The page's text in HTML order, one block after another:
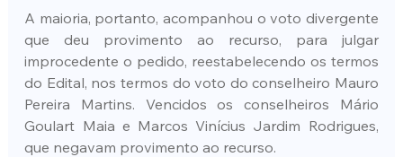
A maioria, portanto, acompanhou o voto divergente
que deu provimento ao recurso, para julgar
improcedente o pedido, reestabelecendo os termos
do Edital, nos termos do voto do conselheiro Mauro
Pereira Martins. Vencidos os conselheiros Mário
Goulart Maia e Marcos Vinícius Jardim Rodrigues,
que negavam provimento ao recurso.